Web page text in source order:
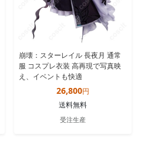
崩壊：スターレイル 長夜月 通常
服 コスプレ衣装 高再現で写真映
え、イベントも快適
26,800円
送料無料
受注生産